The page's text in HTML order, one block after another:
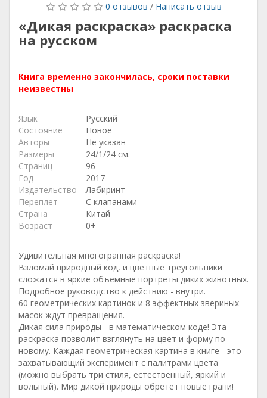
0 отзывов / Написать отзыв
«Дикая раскраска» раскраска
на русском
Книга временно закончилась, сроки поставки
неизвестны
Язык
Русский
Состояние
Новое
Авторы
Не указан
Размеры
24/1/24 см.
Страниц
96
Год
2017
Издательство
Лабиринт
Переплет
С клапанами
Страна
Китай
Возраст
0+
Удивительная многогранная раскраска!
Взломай природный код, и цветные треугольники
сложатся в яркие объемные портреты диких животных.
Подробное руководство к действию - внутри.
60 геометрических картинок и 8 эффектных звериных
масок ждут превращения.
Дикая сила природы - в математическом коде! Эта
раскраска позволит взглянуть на цвет и форму по-
новому. Каждая геометрическая картина в книге - это
захватывающий эксперимент с палитрами цвета
(можно выбрать три стиля, естественный, яркий и
вольный). Мир дикой природы обретет новые грани!